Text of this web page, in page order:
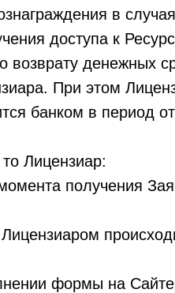
в
доступа к
денежных
При этом
банком в период
Лицензиар:
получения
формы на